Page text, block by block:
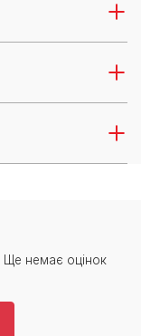
Ще немає оцінок